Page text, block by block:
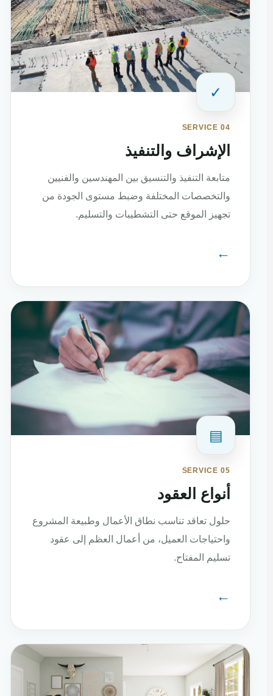
✓
SERVICE 04
الإشراف والتنفيذ
متابعة التنفيذ والتنسيق بين المهندسين والفنيين
والتخصصات المختلفة وضبط مستوى الجودة من
تجهيز الموقع حتى التشطيبات والتسليم.
←
▤
SERVICE 05
أنواع العقود
حلول تعاقد تناسب نطاق الأعمال وطبيعة المشروع
واحتياجات العميل، من أعمال العظم إلى عقود
تسليم المفتاح.
←